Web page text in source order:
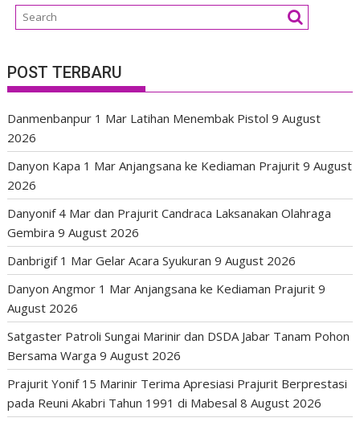
POST TERBARU
Danmenbanpur 1 Mar Latihan Menembak Pistol 9 August
2026
Danyon Kapa 1 Mar Anjangsana ke Kediaman Prajurit 9 August
2026
Danyonif 4 Mar dan Prajurit Candraca Laksanakan Olahraga
Gembira 9 August 2026
Danbrigif 1 Mar Gelar Acara Syukuran 9 August 2026
Danyon Angmor 1 Mar Anjangsana ke Kediaman Prajurit 9
August 2026
Satgaster Patroli Sungai Marinir dan DSDA Jabar Tanam Pohon
Bersama Warga 9 August 2026
Prajurit Yonif 15 Marinir Terima Apresiasi Prajurit Berprestasi
pada Reuni Akabri Tahun 1991 di Mabesal 8 August 2026